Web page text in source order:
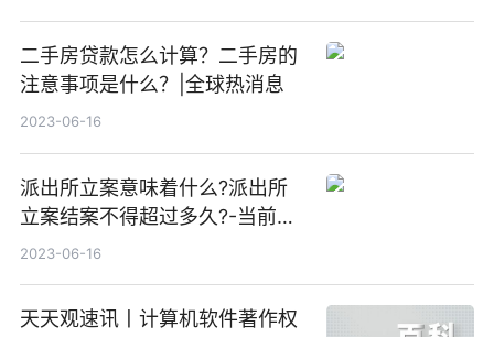
二手房贷款怎么计算？二手房的
注意事项是什么？|全球热消息
2023-06-16
派出所立案意味着什么?派出所
立案结案不得超过多久?-当前热
文
2023-06-16
天天观速讯丨计算机软件著作权